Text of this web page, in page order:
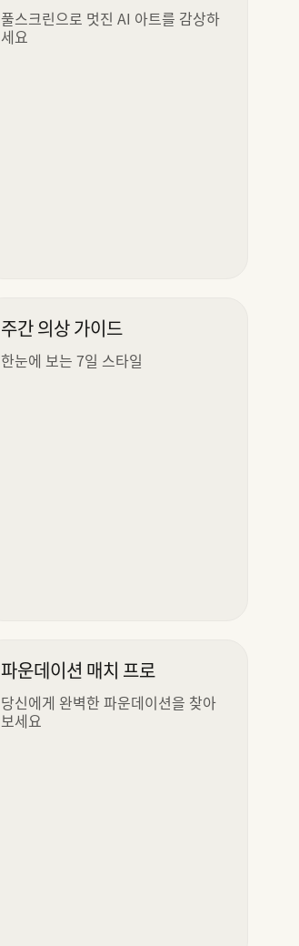
풀스크린으로 멋진 AI 아트를 감상하
세요
주간 의상 가이드
한눈에 보는 7일 스타일
파운데이션 매치 프로
당신에게 완벽한 파운데이션을 찾아
보세요